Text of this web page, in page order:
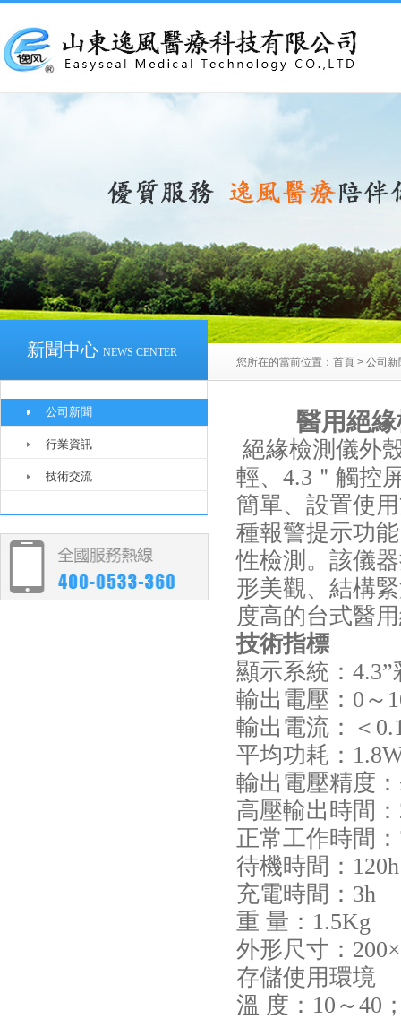
新聞中心 NEWS CENTER
您所在的當前位置： 首頁 > 公司新
公司新聞
行業資訊
技術交流
醫用絕
絕緣檢測儀外
輕、4.3＂觸控
簡單、設置使
種報警提示功
性檢測。該儀
形美觀、結構
度高的台式醫
技術指標
顯示系統：
輸出電壓：0～
輸出電流：＜
平均功耗：
輸出電壓
高壓輸出時間
正常工作時間
待機時間：120h
充電時
重 量：1.5Kg
外形尺寸：
存儲使用環境
溫 度：10～40